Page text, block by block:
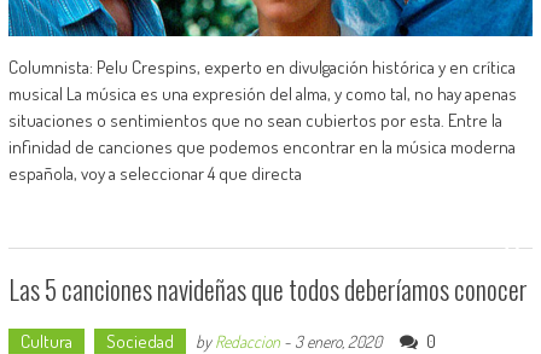
Columnista: Pelu Crespins, experto en divulgación histórica y en crítica
musical La música es una expresión del alma, y como tal, no hay apenas
situaciones o sentimientos que no sean cubiertos por esta. Entre la
infinidad de canciones que podemos encontrar en la música moderna
española, voy a seleccionar 4 que directa
Las 5 canciones navideñas que todos deberíamos conocer
Cultura Sociedad byRedaccion- 3 enero, 2020 0